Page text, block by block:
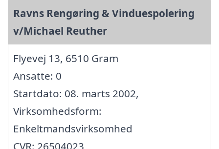
Ravns Rengøring & Vinduespolering
v/Michael Reuther
Flyevej 13, 6510 Gram
Ansatte: 0
Startdato: 08. marts 2002,
Virksomhedsform:
Enkeltmandsvirksomhed